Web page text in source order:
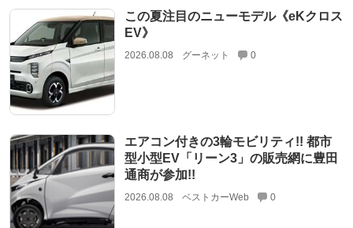
この夏注目のニューモデル《eKクロス
EV》
2026.08.08 グーネット 0
エアコン付きの3輪モビリティ!! 都市
型小型EV「リーン3」の販売網に豊田
通商が参加!!
2026.08.08 ベストカーWeb 0